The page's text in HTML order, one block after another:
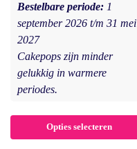
Bestelbare periode: 1
september 2026 t/m 31 mei
2027
Cakepops zijn minder
gelukkig in warmere
periodes.
Opties selecteren